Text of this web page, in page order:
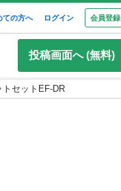
ての方へ ログイン 会員登録
投稿画面へ (無料)
セットEF-DR